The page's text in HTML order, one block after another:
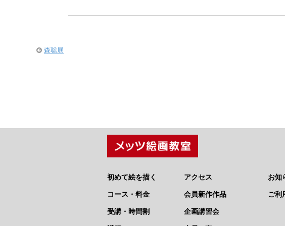
森聡展
初めて絵を描く
コース・料金
受講・時間割
アクセス
会員新作作品
企画講習会
お知
ご利